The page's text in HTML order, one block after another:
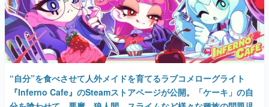
女性向け
アプリレビュー
その他
電ファミニコゲーマーとは？
“自分”を食べさせて人外メイドを育てるラブコメローグライト
『Inferno Cafe』のSteamストアページが公開。「ケーキ」の自
分を喰わせて、悪魔、狼人間、スライムなど様々な種族の問題児
メイドを成長させていこう
2024年12月24日 公開